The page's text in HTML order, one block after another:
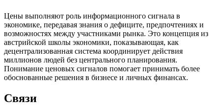
Цены выполняют роль информационного сигнала в
экономике, передавая знания о дефиците, предпочтениях и
возможностях между участниками рынка. Это концепция из
австрийской школы экономики, показывающая, как
децентрализованная система координирует действия
миллионов людей без центрального планирования.
Понимание ценовых сигналов помогает принимать более
обоснованные решения в бизнесе и личных финансах.
Связи